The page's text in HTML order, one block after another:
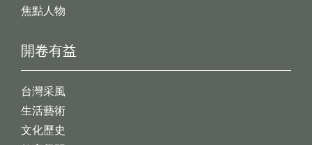
開卷有益
台灣采風
生活藝術
文化歷史
焦點人物